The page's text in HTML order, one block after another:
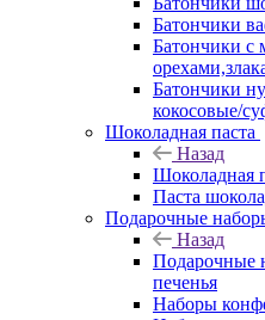
Батончики
Батончики с
Батончики
кокосовые/
Шоколадная паста
Назад
Шоколадная
Паста
Подарочные
Назад
Подарочные
печенья
Наборы